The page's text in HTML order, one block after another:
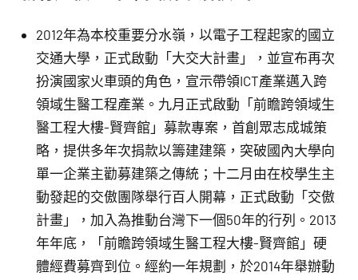
2012年為本校重要分水嶺，以電子工程起家的國立
交通大學，正式啟動「大交大計畫」，並宣布再次
扮演國家火車頭的角色，宣示帶領ICT產業邁入跨
領域生醫工程產業。九月正式啟動「前瞻跨領域生
醫工程大樓-賢齊館」募款專案，首創眾志成城策
略，提供多年次捐款以籌建建築，突破國內大學向
單一企業主勸募建築之傳統；十二月由在校學生主
動發起的交傲團隊舉行百人開幕，正式啟動「交傲
計畫」，加入為推動台灣下一個50年的行列。2013
年年底，「前瞻跨領域生醫工程大樓-賢齊館」硬
體經費募齊到位。經約一年規劃，於2014年舉辦動